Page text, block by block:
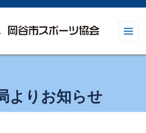
よりお知らせ